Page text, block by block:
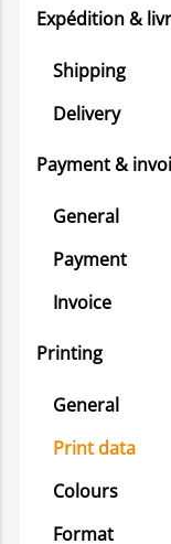
Expédition &
Shipping
Delivery
Payment &
General
Payment
Invoice
Printing
General
Print data
Colours
Format